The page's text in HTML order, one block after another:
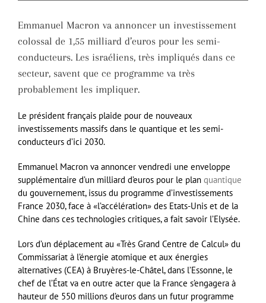
Emmanuel Macron va annoncer un investissement
colossal de 1,55 milliard d’euros pour les semi-
conducteurs. Les israéliens, très impliqués dans ce
secteur, savent que ce programme va très
probablement les impliquer.
Le président français plaide pour de nouveaux
investissements massifs dans le quantique et les semi-
conducteurs d’ici 2030.
Emmanuel Macron va annoncer vendredi une enveloppe
supplémentaire d’un milliard d’euros pour le plan quantique
du gouvernement, issus du programme d’investissements
France 2030, face à «l’accélération» des Etats-Unis et de la
Chine dans ces technologies critiques, a fait savoir l’Elysée.
Lors d’un déplacement au «Très Grand Centre de Calcul» du
Commissariat à l’énergie atomique et aux énergies
alternatives (CEA) à Bruyères-le-Châtel, dans l’Essonne, le
chef de l’État va en outre acter que la France s’engagera à
hauteur de 550 millions d’euros dans un futur programme